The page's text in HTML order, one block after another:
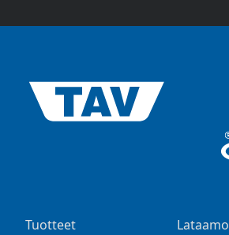
Tuotteet Lataamo